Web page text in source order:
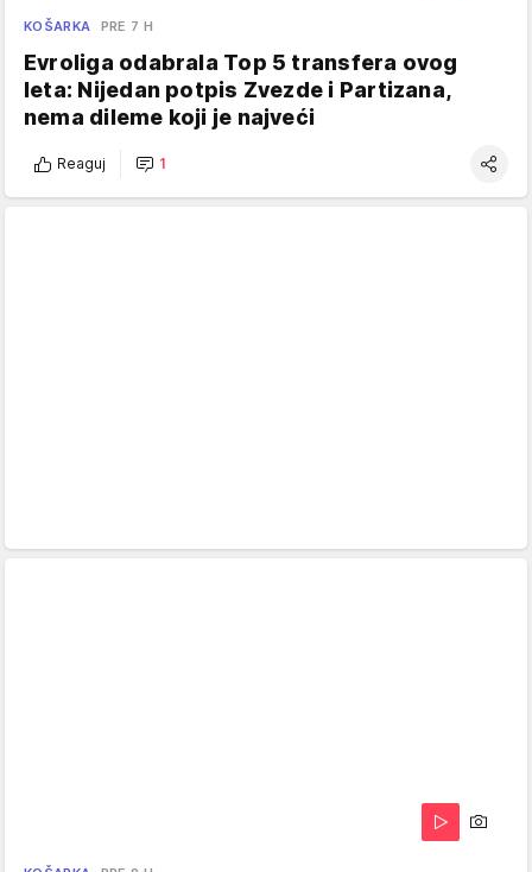
KOŠARKA PRE 7 H
Evroliga odabrala Top 5 transfera ovog
leta: Nijedan potpis Zvezde i Partizana,
nema dileme koji je najveći
Reaguj 1